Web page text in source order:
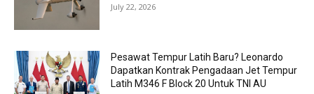
July 22, 2026
Pesawat Tempur Latih Baru? Leonardo
Dapatkan Kontrak Pengadaan Jet Tempur
Latih M346 F Block 20 Untuk TNI AU